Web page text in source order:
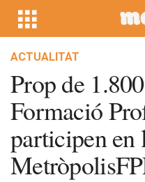
ACTUALITAT
Prop de
Formació
participen en